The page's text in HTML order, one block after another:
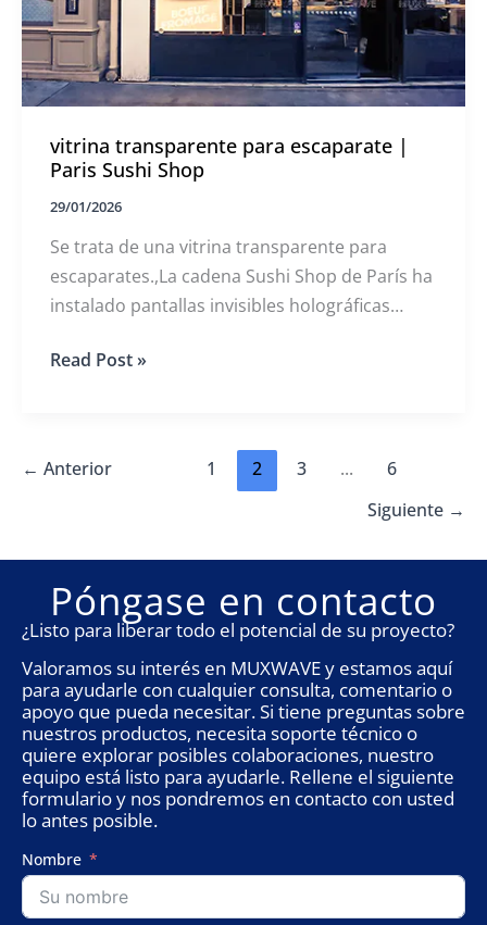
vitrina transparente para escaparate |
Paris Sushi Shop
29/01/2026
Se trata de una vitrina transparente para
escaparates.,La cadena Sushi Shop de París ha
instalado pantallas invisibles holográficas
para una comunicación creativa, atrayendo la
vitrina
Paris
Sushi
Read Post »
← Anterior 1 2 3 ...
6
Siguiente →
Póngase en contacto
¿Listo para liberar todo el potencial de su proyecto?
Valoramos su interés en MUXWAVE y estamos aquí
para ayudarle con cualquier consulta, comentario o
apoyo que pueda necesitar. Si tiene preguntas sobre
nuestros productos, necesita soporte técnico o
quiere explorar posibles colaboraciones, nuestro
equipo está listo para ayudarle. Rellene el siguiente
formulario y nos pondremos en contacto con usted
lo antes posible.
Nombre